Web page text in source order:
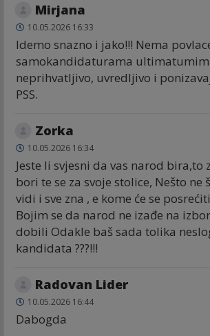
Mirjana
10.05.2026 16:33
Idemo snazno i jako!!! Nema
samokandidaturama
neprihvatljivo, uvredljivo i
PSS.
Zorka
10.05.2026 16:34
Jeste li svjesni da vas narod bira,to
bori te se za svoje stolice, Nešto ne
vidi i sve zna , e kome će se
Bojim se da narod ne izađe na
dobili Odakle baš sada tolika
kandidata ???!!!
Radovan Lider
10.05.2026 16:44
Dabogda